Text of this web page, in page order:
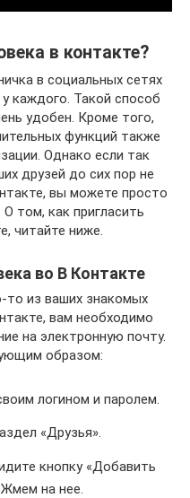
в контакте?
в социальных сетях
каждого. Такой способ
удобен. Кроме того,
функций также
Однако если так
друзей до сих пор не
вы можете просто
том, как пригласить
читайте ниже.
во В Контакте
то из ваших знакомых
вам необходимо
на электронную почту.
образом:
логином и паролем.
«Друзья».
кнопку «Добавить
на нее.